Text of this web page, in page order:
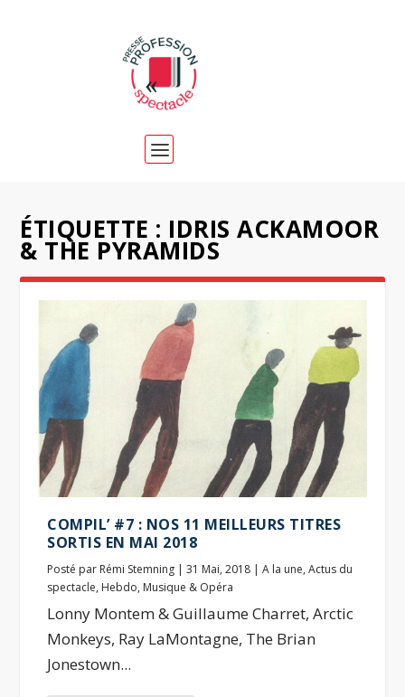
ÉTIQUETTE : IDRIS ACKAMOOR
& THE PYRAMIDS
COMPIL’ #7 : NOS 11 MEILLEURS TITRES
SORTIS EN MAI 2018
Posté par Rémi Stemning |31 Mai, 2018 |A la une,Actus du
spectacle, Hebdo, Musique & Opéra
Lonny Montem & Guillaume Charret, Arctic
Monkeys, Ray LaMontagne, The Brian
Jonestown...